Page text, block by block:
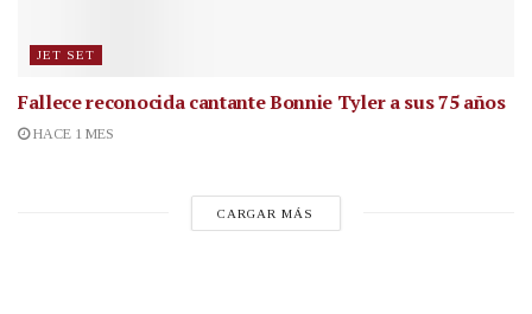
JET SET
Fallece reconocida cantanteBonnie Tyler a sus 75 años
HACE 1 MES
CARGAR MÁS